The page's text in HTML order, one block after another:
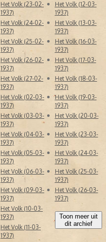
Het Volk (23-02-
1937)
Het Volk (24-02-
1937)
Het Volk (25-02-
1937)
Het Volk (26-02-
1937)
Het Volk (27-02-
1937)
Het Volk (02-03-
1937)
Het Volk (03-03-
1937)
Het Volk (04-03-
1937)
Het Volk (05-03-
1937)
Het Volk (06-03-
1937)
Het Volk (09-03-
1937)
Het Volk (10-03-
1937)
Het Volk (11-03-
1937)
Het Volk (12-03-
1937)
Het Volk (13-03-
1937)
Het Volk (16-03-
1937)
Het Volk (17-03-
1937)
Het Volk (18-03-
1937)
Het Volk (19-03-
1937)
Het Volk (20-03-
1937)
Het Volk (23-03-
1937)
Het Volk (24-03-
1937)
Het Volk (25-03-
1937)
Het Volk (26-03-
1937)
Toon meer uit
dit archief